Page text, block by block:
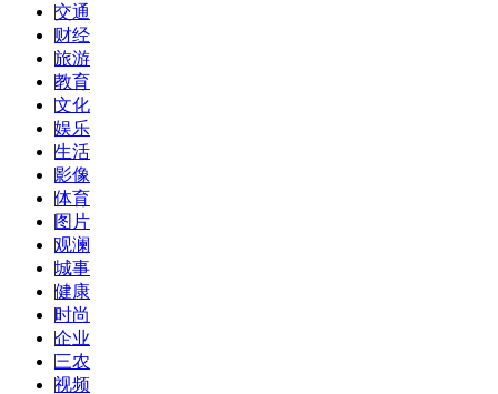
|交通
|财经
|旅游
|教育
|文化
|娱乐
|生活
|影像
|体育
|图片
|观澜
|城事
|健康
|时尚
|企业
|三农
|视频